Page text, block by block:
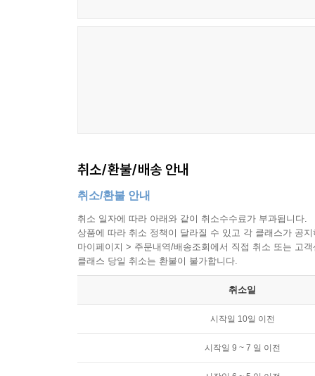
취소/환불/배송 안내
취소/환불 안내
취소 일자에 따라 아래와 같이 취소수수료가 부과됩니다.
상품에 따라 취소 정책이 달라질 수 있고 각 클래스가 공
마이페이지 > 주문내역/배송조회에서 직접 취소 또는 고
클래스 당일 취소는 환불이 불가합니다.
취소일
시작일 10일 이전
시작일 9 ~ 7 일 이전